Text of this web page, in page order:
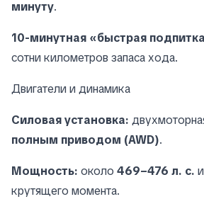
минуту.
10-минутная «быстрая
сотни километров запаса хода.
Двигатели и динамика
Силовая установка:
полным приводом (AWD).
Мощность: около 469–476 л. с. и
крутящего момента.